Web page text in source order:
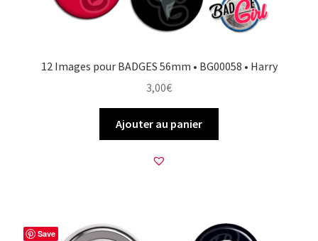
12 Images pour BADGES 56mm • BG00058 • Harry
3,00€
Ajouter au panier
Save